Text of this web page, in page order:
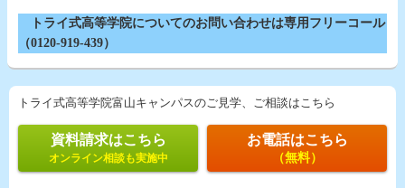
トライ式高等学院についてのお問い合わせは専用フリーコール
（0120-919-439）
トライ式高等学院富山キャンパスのご見学、ご相談はこちら
資料請求はこちら
オンライン相談も実施中
お電話はこちら
（無料）